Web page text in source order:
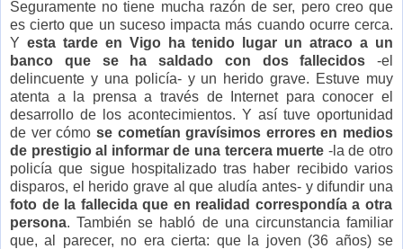
Seguramente no tiene mucha razón de ser, pero creo que
es cierto que un suceso impacta más cuando ocurre cerca.
Y esta tarde en Vigo ha tenido lugar un atraco a un
banco que se ha saldado con dos fallecidos -el
delincuente y una policía- y un herido grave. Estuve muy
atenta a la prensa a través de Internet para conocer el
desarrollo de los acontecimientos. Y así tuve oportunidad
de ver cómo se cometían gravísimos errores en medios
de prestigio al informar de una tercera muerte -la de otro
policía que sigue hospitalizado tras haber recibido varios
disparos, el herido grave al que aludía antes- y difundir una
foto de la fallecida que en realidad correspondía a otra
persona. También se habló de una circunstancia familiar
que, al parecer, no era cierta: que la joven (36 años) se